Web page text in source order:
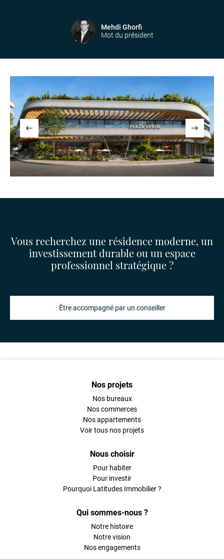
Mehdi Ghorfi
Mot du président
Vous recherchez une résidence moderne, un
investissement durable ou un espace
professionnel stratégique ?
Être accompagné par un conseiller
Nos projets
Nos bureaux
Nos commerces
Nos appartements
Voir tous nos projets
Nous choisir
Pour habiter
Pour investir
Pourquoi Latitudes Immobilier ?
Qui sommes-nous ?
Notre histoire
Notre vision
Nos engagements